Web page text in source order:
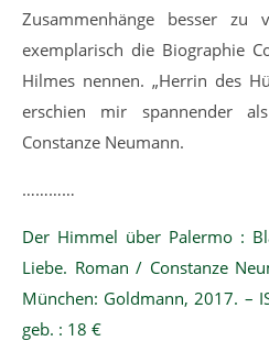
Zusammenhänge besser zu
exemplarisch die Biographie
Hilmes nennen. „Herrin des
erschien mir spannender
Constanze Neumann.
…………
Der Himmel über Palermo :
Liebe. Roman / Constanze
München: Goldmann, 2017. –
geb. : 18 €